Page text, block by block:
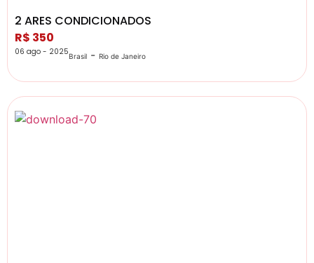
2 ARES CONDICIONADOS
R$ 350
06 ago - 2025Brasil - Rio de Janeiro